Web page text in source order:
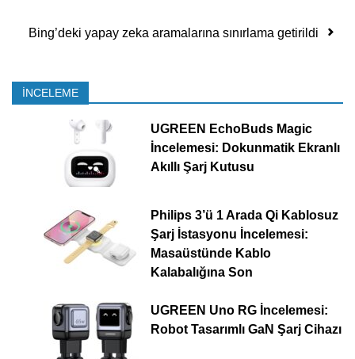
Bing’deki yapay zeka aramalarına sınırlama getirildi
İNCELEME
UGREEN EchoBuds Magic
İncelemesi: Dokunmatik Ekranlı
Akıllı Şarj Kutusu
Philips 3’ü 1 Arada Qi Kablosuz
Şarj İstasyonu İncelemesi:
Masaüstünde Kablo
Kalabalığına Son
UGREEN Uno RG İncelemesi:
Robot Tasarımlı GaN Şarj Cihazı